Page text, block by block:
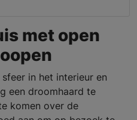
met open
in het interieur en
een droomhaard te
komen over de